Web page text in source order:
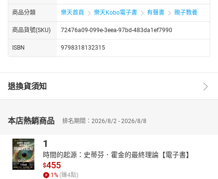
● 现代性表达：故事突破传统童话框架，巧妙融入科技伦理、环境
保护、身份认同等当代议题。如日本篇用AI与茶道碰撞探讨传统与
未来的平衡，南非篇以沙漠中的太阳能小镇隐喻可持续发展。
● 艺术性与文学性并重：文字兼具诗意与哲思，插画由各国新锐艺
术家创作，采用水彩、剪纸、数字绘画等多元风格，为读者提供沉
● 教育性与趣味性共生：每篇故事后附有文化背景注释，既适合儿
童在奇幻旅程中认知世界，也为成人提供审视现实的新维度。
【读者定位】
● 适合文学爱好者与研究者，探索当代童话的叙事革新
【编辑理念】
本书由 DMC Reading 联合多位本土作家、文化学者共同编选，以
“保留文化根脉，拥抱时代脉搏”为原则，力图打破地域与代际壁垒，
商品分類 樂天首頁 樂天Kobo電子書 有聲書 親子教養
商品貨號(SKU) 72476a09-099e-3eea-97bd-483da1ef7990
ISBN 9798318132315
退換貨須知
本店熱銷商品 排名期間：2026/8/2 - 2026/8/8
1
時間的起源：史蒂芬．霍金的最終理論【電子書】
$455
1 % (賺4點)